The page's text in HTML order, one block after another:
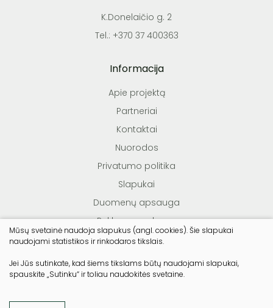
K.Donelaičio g. 2
Tel.: +370 37 400363
Informacija
Apie projektą
Partneriai
Kontaktai
Nuorodos
Privatumo politika
Slapukai
Duomenų apsauga
Reklamos sąlygos
Teisės aktai
© Lietuvos miško savininkų asociacija. Visos teisės
Mūsų svetainė naudoja slapukus (angl. cookies). Šie slapukai
naudojami statistikos ir rinkodaros tikslais.
Jei Jūs sutinkate, kad šiems tikslams būtų naudojami slapukai,
spauskite „Sutinku“ ir toliau naudokitės svetaine.